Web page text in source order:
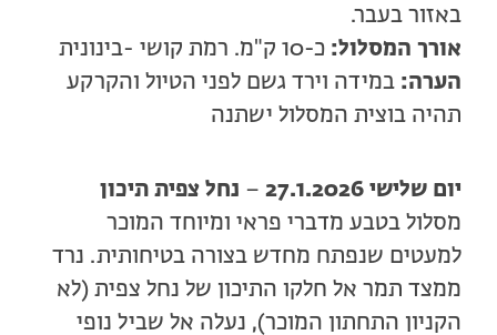
באזור בעבר.
אורך המסלול: כ-10 ק"מ. רמת קושי -בינונית
הערה: במידה וירד גשם לפני הטיול והקרקע
תהיה בוצית המסלול ישתנה
יום שלישי 27.1.2026 – נחל צפית תיכון
מסלול בטבע מדברי פראי ומיוחד המוכר
למעטים שנפתח מחדש בצורה בטיחותית. נרד
ממצד תמר אל חלקו התיכון של נחל צפית (לא
הקניון התחתון המוכר), נעלה אל שביל נופי